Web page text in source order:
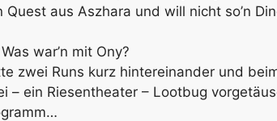
Quest aus Aszhara und will nicht so’n
war’n mit Ony?
zwei Runs kurz hintereinander und
– ein Riesentheater – Lootbug